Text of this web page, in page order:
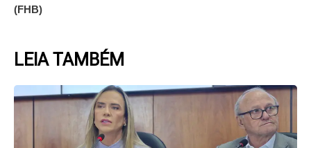
(FHB)
LEIA TAMBÉM
PagePagePagePagePage